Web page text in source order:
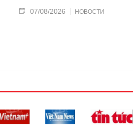
07/08/2026 НОВОСТИ